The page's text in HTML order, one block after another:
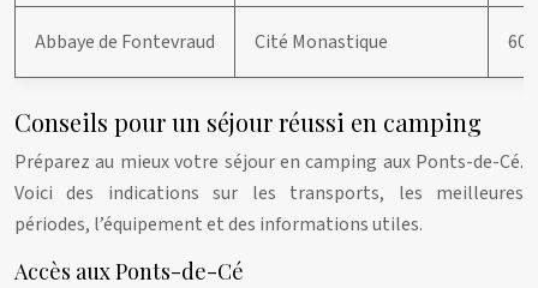
Abbaye de Fontevraud Cité Monastique 60
Conseils pour un séjour réussi en camping
Préparez au mieux votre séjour en camping aux Ponts-de-Cé.
Voici des indications sur les transports, les meilleures
périodes, l’équipement et des informations utiles.
Accès aux Ponts-de-Cé